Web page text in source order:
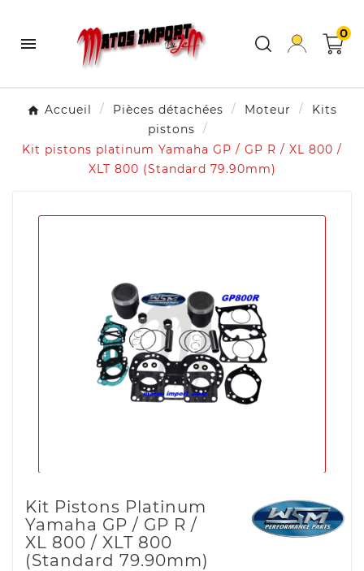

0
Accueil Pièces détachées Moteur
Kits
pistons
Kit pistons platinum Yamaha GP / GP R / XL 800 /
XLT 800 (Standard 79.90mm)
Kit Pistons Platinum
Yamaha GP / GP R /
XL 800 / XLT 800
(Standard 79.90mm)